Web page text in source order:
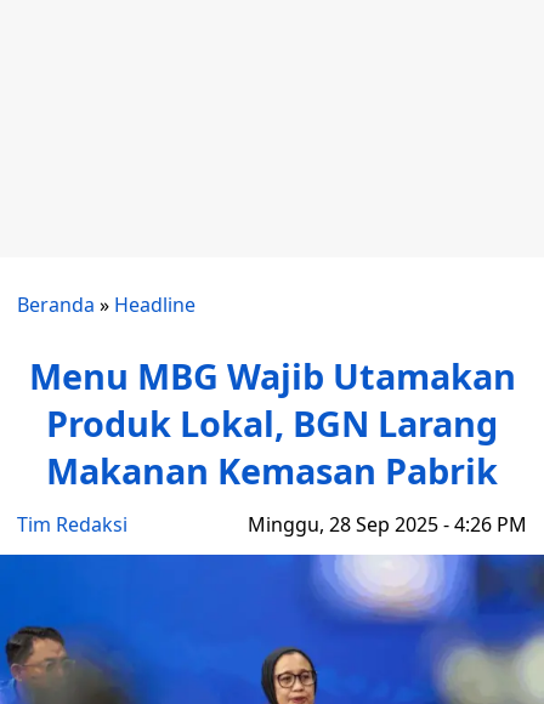
Beranda » Headline
Menu MBG Wajib Utamakan
Produk Lokal, BGN Larang
Makanan Kemasan Pabrik
Tim Redaksi Minggu, 28 Sep 2025 - 4:26 PM